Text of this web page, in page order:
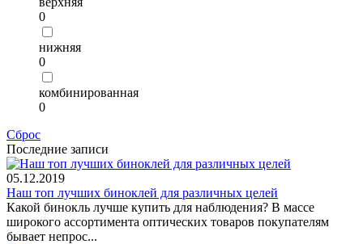
0
нижняя
0
комбинированная
0
Сброс
Последние записи
05.12.2019
Наш топ лучших биноклей для различных целей
Какой бинокль лучше купить для наблюдения? В массе
широкого ассортимента оптических товаров покупателям
бывает непрос...